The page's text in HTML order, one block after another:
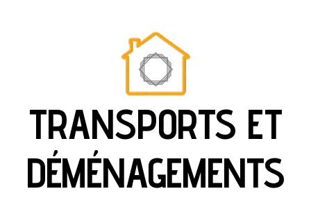
TRANSPORTS ET
DÉMÉNAGEMENTS